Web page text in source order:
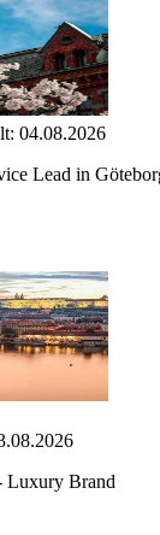
04.08.2026
Lead in
Luxury Brand